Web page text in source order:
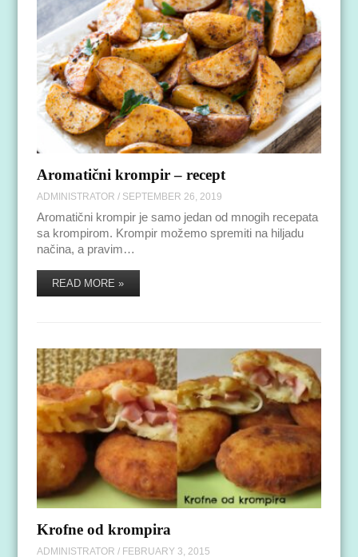
Aromatični krompir – recept
ADMINISTRATOR / SEPTEMBER 26, 2019
Aromatični krompir je samo jedan od mnogih recepata
sa krompirom. Krompir možemo spremiti na hiljadu
načina, a pravim…
READ MORE »
Krofne od krompira
ADMINISTRATOR / FEBRUARY 3, 2015